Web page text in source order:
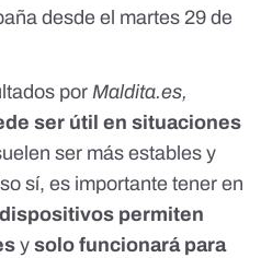
desde el martes 29 de
por Maldita.es,
ser útil en situaciones
ser más estables y
sí, es importante tener en
permiten
y solo funcionará para